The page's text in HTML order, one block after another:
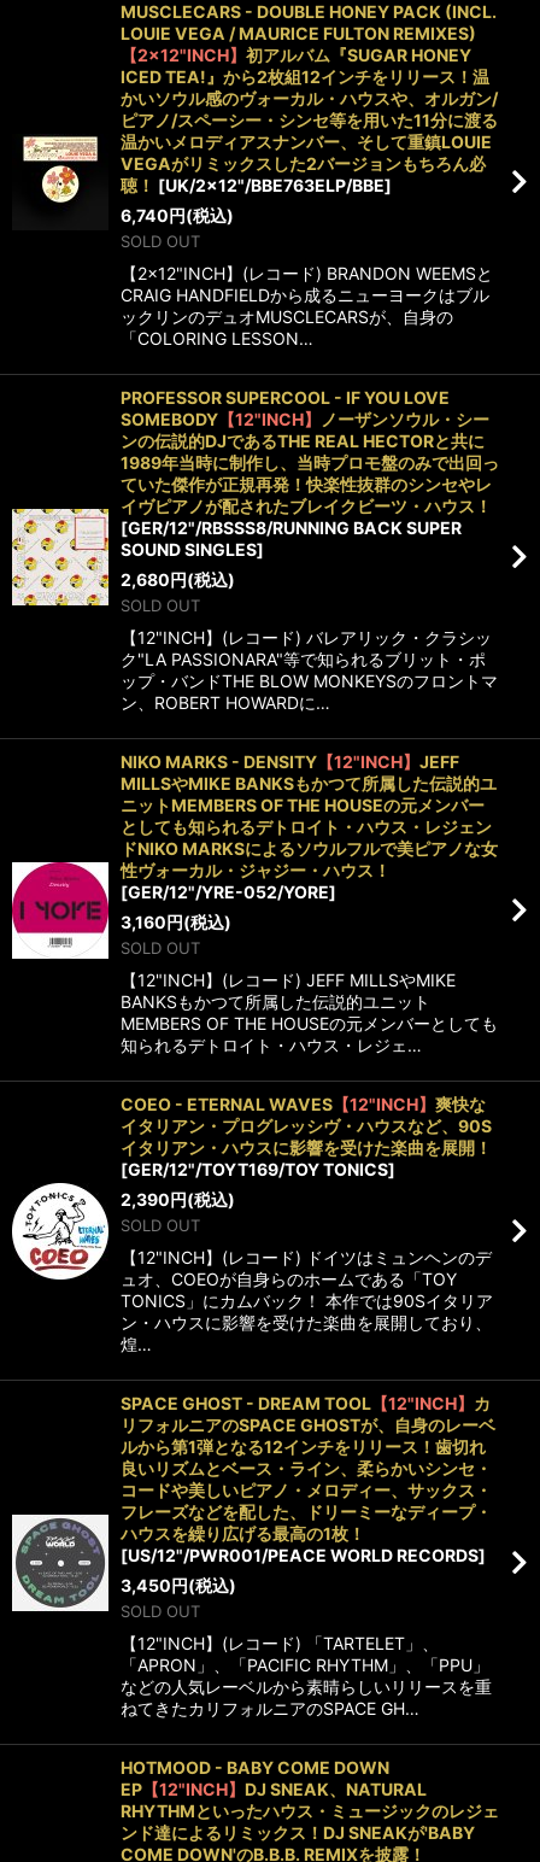
MUSCLECARS - DOUBLE HONEY PACK (INCL.
LOUIE VEGA / MAURICE FULTON REMIXES)
【2×12"INCH】 初アルバム『SUGAR HONEY
ICED TEA!』から2枚組12インチをリリース！温
かいソウル感のヴォーカル・ハウスや、オルガン/
ピアノ/スペーシー・シンセ等を用いた11分に渡る
温かいメロディアスナンバー、そして重鎮LOUIE
VEGAがリミックスした2バージョンもちろん必
聴！ [UK/2×12"/BBE763ELP/BBE]
6,740円(税込)
SOLD OUT
【2×12"INCH】(レコード) BRANDON WEEMSと
CRAIG HANDFIELDから成るニューヨークはブル
ックリンのデュオMUSCLECARSが、自身の
「COLORING LESSON…
PROFESSOR SUPERCOOL - IF YOU LOVE
SOMEBODY 【12"INCH】
ノーザンソウル・シー
ンの伝説的DJであるTHE REAL HECTORと共に
1989年当時に制作し、当時プロモ盤のみで出回っ
ていた傑作が正規再発！快楽性抜群のシンセやレ
イヴピアノが配されたブレイクビーツ・ハウス！
[GER/12"/RBSSS8/RUNNING BACK SUPER
SOUND SINGLES]
2,680円(税込)
SOLD OUT
【12"INCH】(レコード) バレアリック・クラシッ
ク"LA PASSIONARA"等で知られるブリット・ポ
ップ・バンドTHE BLOW MONKEYSのフロントマ
ン、ROBERT HOWARDに…
NIKO MARKS - DENSITY 【12"INCH】 JEFF
MILLSやMIKE BANKSもかつて所属した伝説的ユ
ニットMEMBERS OF THE HOUSEの元メンバー
としても知られるデトロイト・ハウス・レジェン
ドNIKO MARKSによるソウルフルで美ピアノな女
性ヴォーカル・ジャジー・ハウス！
[GER/12"/YRE-052/YORE]
3,160円(税込)
SOLD OUT
【12"INCH】(レコード) JEFF MILLSやMIKE
BANKSもかつて所属した伝説的ユニット
MEMBERS OF THE HOUSEの元メンバーとしても
知られるデトロイト・ハウス・レジェ…
COEO - ETERNAL WAVES 【12"INCH】 爽快な
イタリアン・プログレッシヴ・ハウスなど、90S
イタリアン・ハウスに影響を受けた楽曲を展開！
[GER/12"/TOYT169/TOY TONICS]
2,390円(税込)
SOLD OUT
【12"INCH】(レコード) ドイツはミュンヘンのデ
ュオ、COEOが自身らのホームである「TOY
TONICS」にカムバック！ 本作では90Sイタリア
ン・ハウスに影響を受けた楽曲を展開しており、
煌…
SPACE GHOST - DREAM TOOL 【12"INCH】 カ
リフォルニアのSPACE GHOSTが、自身のレーベ
ルから第1弾となる12インチをリリース！歯切れ
良いリズムとベース・ライン、柔らかいシンセ・
コードや美しいピアノ・メロディー、サックス・
フレーズなどを配した、ドリーミーなディープ・
ハウスを繰り広げる最高の1枚！
[US/12"/PWR001/PEACE WORLD RECORDS]
3,450円(税込)
SOLD OUT
【12"INCH】(レコード) 「TARTELET」、
「APRON」、「PACIFIC RHYTHM」、「PPU」
などの人気レーベルから素晴らしいリリースを重
ねてきたカリフォルニアのSPACE GH…
HOTMOOD - BABY COME DOWN
EP 【12"INCH】 DJ SNEAK、NATURAL
RHYTHMといったハウス・ミュージックのレジェ
ンド達によるリミックス！DJ SNEAKが'BABY
COME DOWN'のB.B.B. REMIXを披露！